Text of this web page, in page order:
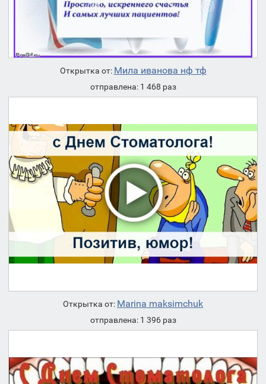
Открытка от: Мила иванова нф тф
отправлена: 1 468 раз
Открытка от: Marina maksimchuk
отправлена: 1 396 раз